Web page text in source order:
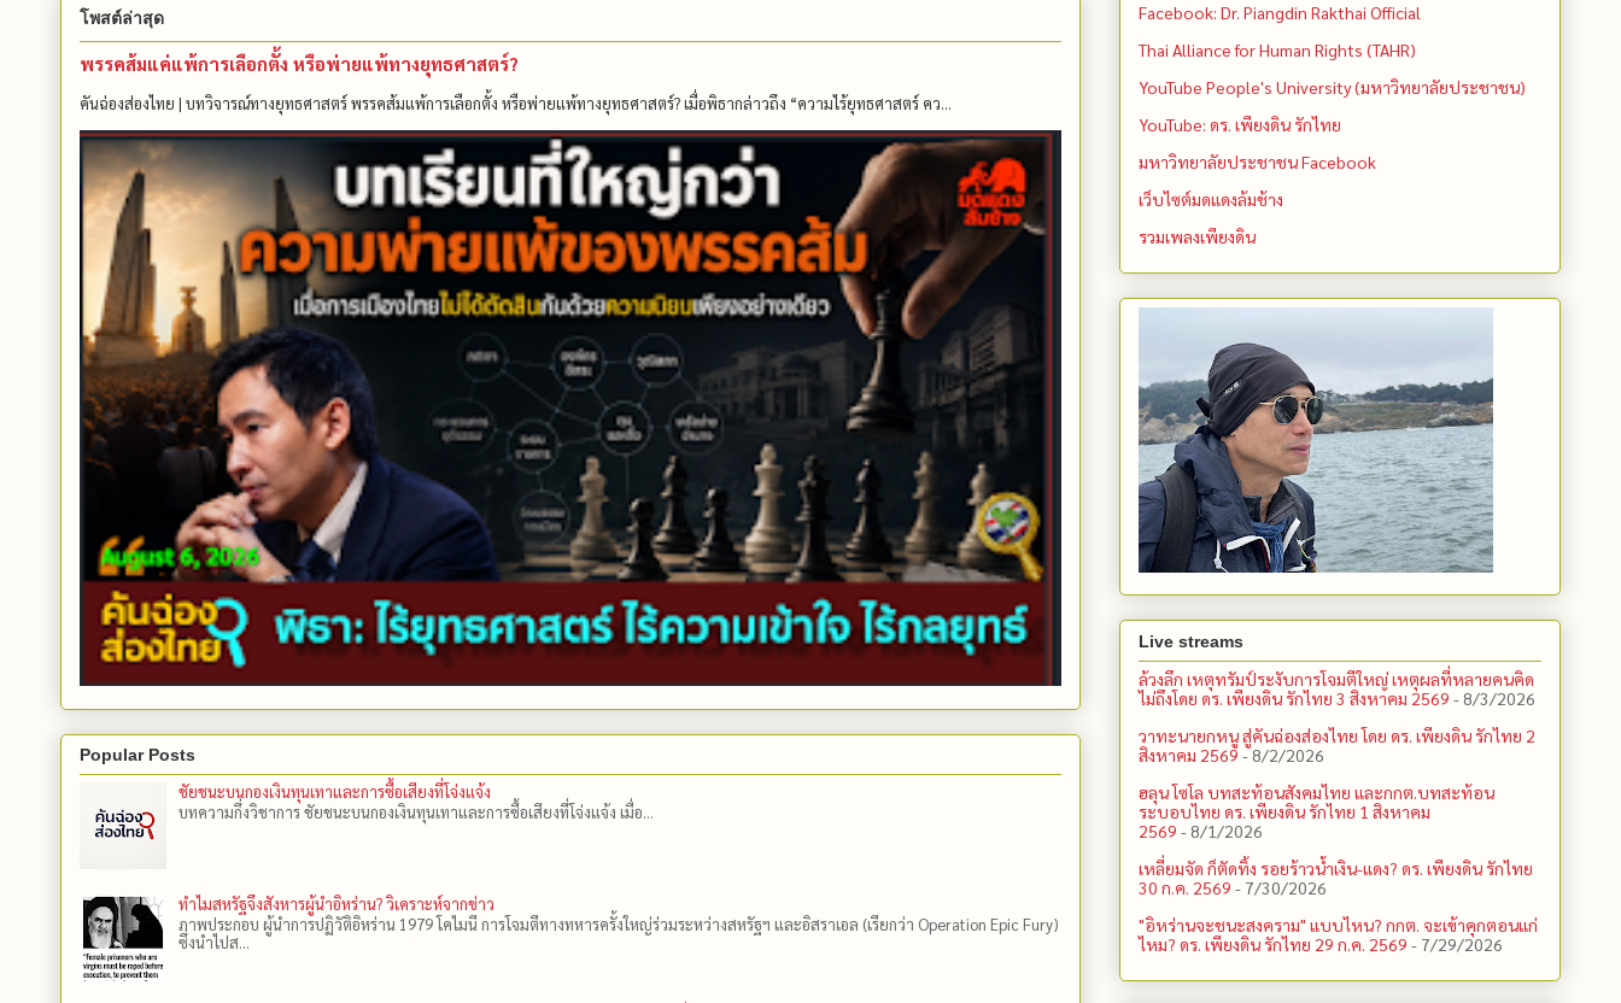
โพสต์ล่าสุด
พรรคส้มแค่แพ้การเลือกตั้ง หรือพ่ายแพ้ทางยุทธศาสตร์?
คันฉ่องส่องไทย | บทวิจารณ์ทางยุทธศาสตร์ พรรคส้มแพ้การเลือกตั้ง หรือพ่ายแพ้ทางยุทธศาสตร์? เมื่อพิธากล่าวถึง “ความไร้ยุทธศาสตร์ คว...
Popular Posts
ชัยชนะบนกองเงินทุนเทาและการซื้อเสียงที่โจ่งแจ้ง
บทความกึ่งวิชาการ ชัยชนะบนกองเงินทุนเทาและการซื้อเสียงที่โจ่งแจ้ง เมื่อ...
ทำไมสหรัฐจึงสังหารผู้นำอิหร่าน? วิเคราะห์จากข่าว
ภาพประกอบ ผู้นำการปฏิวัติอิหร่าน 1979 โคไมนี การโจมตีทางทหารครั้งใหญ่ร่วมระหว่างสหรัฐฯ และอิสราเอล (เรียกว่า Operation Epic Fury)
ซึ่งนำไปส...
Facebook: Dr. Piangdin Rakthai Official
Thai Alliance for Human Rights (TAHR)
YouTube People's University (มหาวิทยาลัยประชาชน)
YouTube: ดร. เพียงดิน รักไทย
มหาวิทยาลัยประชาชน Facebook
เว็บไซต์มดแดงล้มช้าง
รวมเพลงเพียงดิน
Live streams
ล้วงลึก เหตุทรัมป์ระงับการโจมตีใหญ่ เหตุผลที่หลายคนคิด
ไม่ถึงโดย ดร. เพียงดิน รักไทย 3 สิงหาคม 2569 - 8/3/2026
วาทะนายกหนู สู่คันฉ่องส่องไทย โดย ดร. เพียงดิน รักไทย 2
สิงหาคม 2569 - 8/2/2026
ฮลุน โซโล บทสะท้อนสังคมไทย และกกต.​บทสะท้อน
ระบอบไทย ดร. เพียงดิน รักไทย 1 สิงหาคม
2569 - 8/1/2026
เหลี่ยมจัด ก็ตัดทิ้ง รอยร้าวน้ำเงิน-แดง? ดร. เพียงดิน รักไทย
30 ก.ค. 2569 - 7/30/2026
"อิหร่านจะชนะสงคราม" แบบไหน? กกต. จะเข้าคุกตอนแก่
ไหม? ดร. เพียงดิน รักไทย 29 ก.ค. 2569 - 7/29/2026